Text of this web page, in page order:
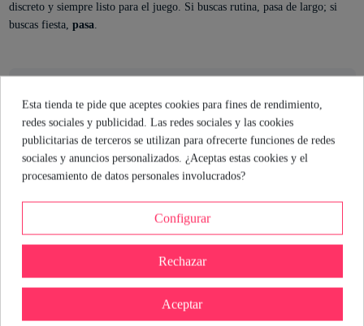
discreto y siempre listo para el juego. Si buscas rutina, pasa de largo; si
buscas fiesta, pasa
El consejo de la sexóloga
¿Quieres innovar en tus juegos íntimos? El Plitz es perfecto para
quienes buscan placer discreto y control a distancia. Su tamaño
compacto y sus 10 funciones de vibración permiten explorar
cuidar tu piel y prolongar la vida del juguete.
Sexóloga de Industrial Erótica
Esta tienda te pide que aceptes cookies para fines de rendimiento,
redes sociales y publicidad. Las redes sociales y las cookies
publicitarias de terceros se utilizan para ofrecerte funciones de redes
sociales y anuncios personalizados. ¿Aceptas estas cookies y el
procesamiento de datos personales involucrados?
Configurar
Rechazar
Aceptar